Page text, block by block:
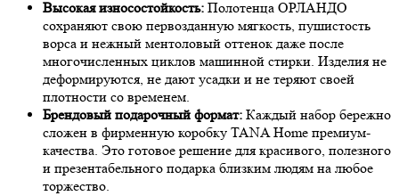
Высокая износостойкость: Полотенца ОРЛАНДО
сохраняют свою первозданную мягкость, пушистость
ворса и нежный ментоловый оттенок даже после
многочисленных циклов машинной стирки. Изделия не
деформируются, не дают усадки и не теряют своей
плотности со временем.
Брендовый подарочный формат: Каждый набор бережно
сложен в фирменную коробку TANA Home премиум-
качества. Это готовое решение для красивого, полезного
и презентабельного подарка близким людям на любое
торжество.